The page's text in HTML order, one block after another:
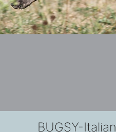
BUGSY-Italian